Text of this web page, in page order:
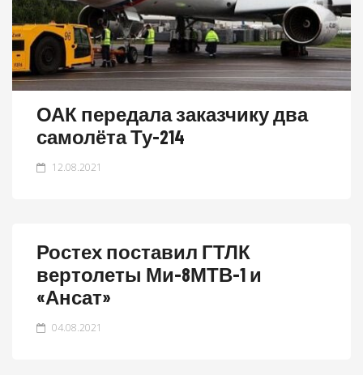
ОАК передала заказчику два
самолёта Ту-214
12.08.2021
Ростех поставил ГТЛК
вертолеты Ми-8МТВ-1 и
«Ансат»
04.08.2021